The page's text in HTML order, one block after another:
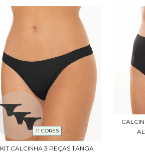
11 CORES
KIT CALCINHA 3 PEÇAS TANGA